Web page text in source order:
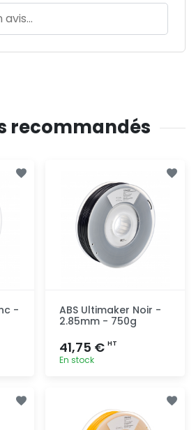
recommandés
-
ABS Ultimaker Noir -
2.85mm - 750g
41,75 € HT
En stock